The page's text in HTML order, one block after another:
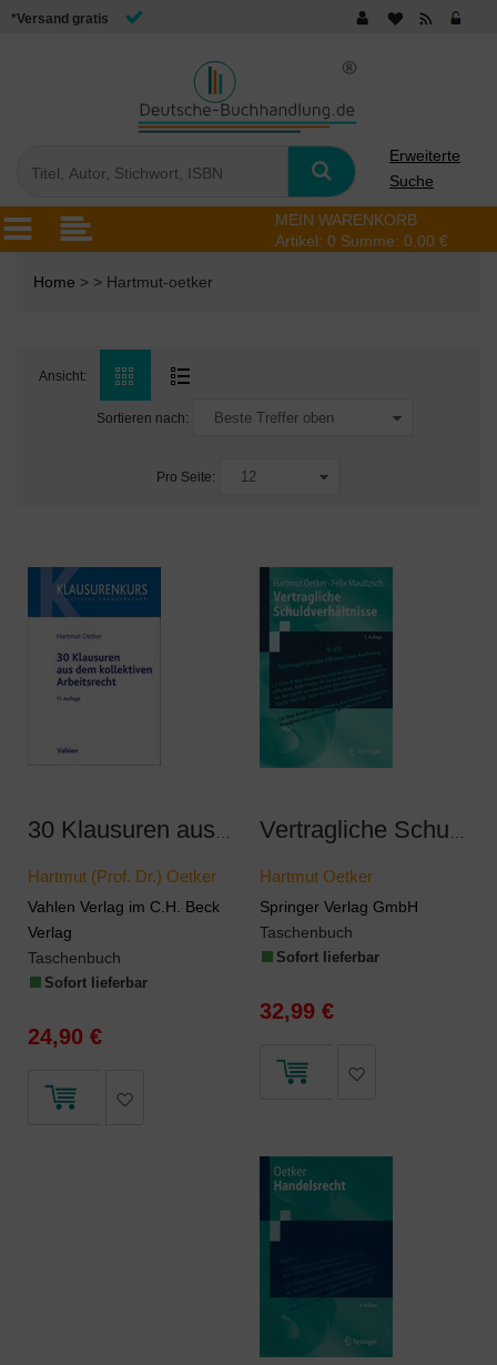
*Versand gratis
Erweiterte
Suche
MEIN WARENKORB
Artikel: 0 Summe: 0,00 €
Home > > Hartmut-oetker
Ansicht:
Sortieren nach:
Pro Seite:
Hartmut (Prof. Dr.) Oetker
Vahlen Verlag im C.H. Beck
Verlag
Taschenbuch
Sofort lieferbar
24,90 €
Hartmut Oetker
Springer Verlag GmbH
Taschenbuch
Sofort lieferbar
32,99 €